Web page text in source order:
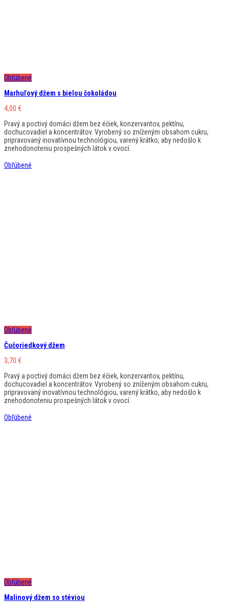
Obľúbené
Marhuľový džem s bielou čokoládou
4,00 €
Pravý a poctivý domáci džem bez éčiek, konzervantov, pektínu,
dochucovadiel a koncentrátov. Vyrobený so zníženým obsahom cukru,
pripravovaný inovatívnou technológiou, varený krátko, aby nedošlo k
znehodonoteniu prospešných látok v ovocí.
Obľúbené
Obľúbené
Čučoriedkový džem
3,70 €
Pravý a poctivý domáci džem bez éčiek, konzervantov, pektínu,
dochucovadiel a koncentrátov. Vyrobený so zníženým obsahom cukru,
pripravovaný inovatívnou technológiou, varený krátko, aby nedošlo k
znehodonoteniu prospešných látok v ovocí.
Obľúbené
Obľúbené
Malinový džem so stéviou